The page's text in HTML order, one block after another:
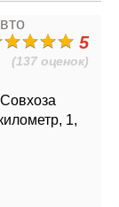
5
(137 оценок)
1,